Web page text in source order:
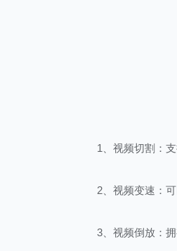
1、视频切割：
2、视频变速：
3、视频倒放：